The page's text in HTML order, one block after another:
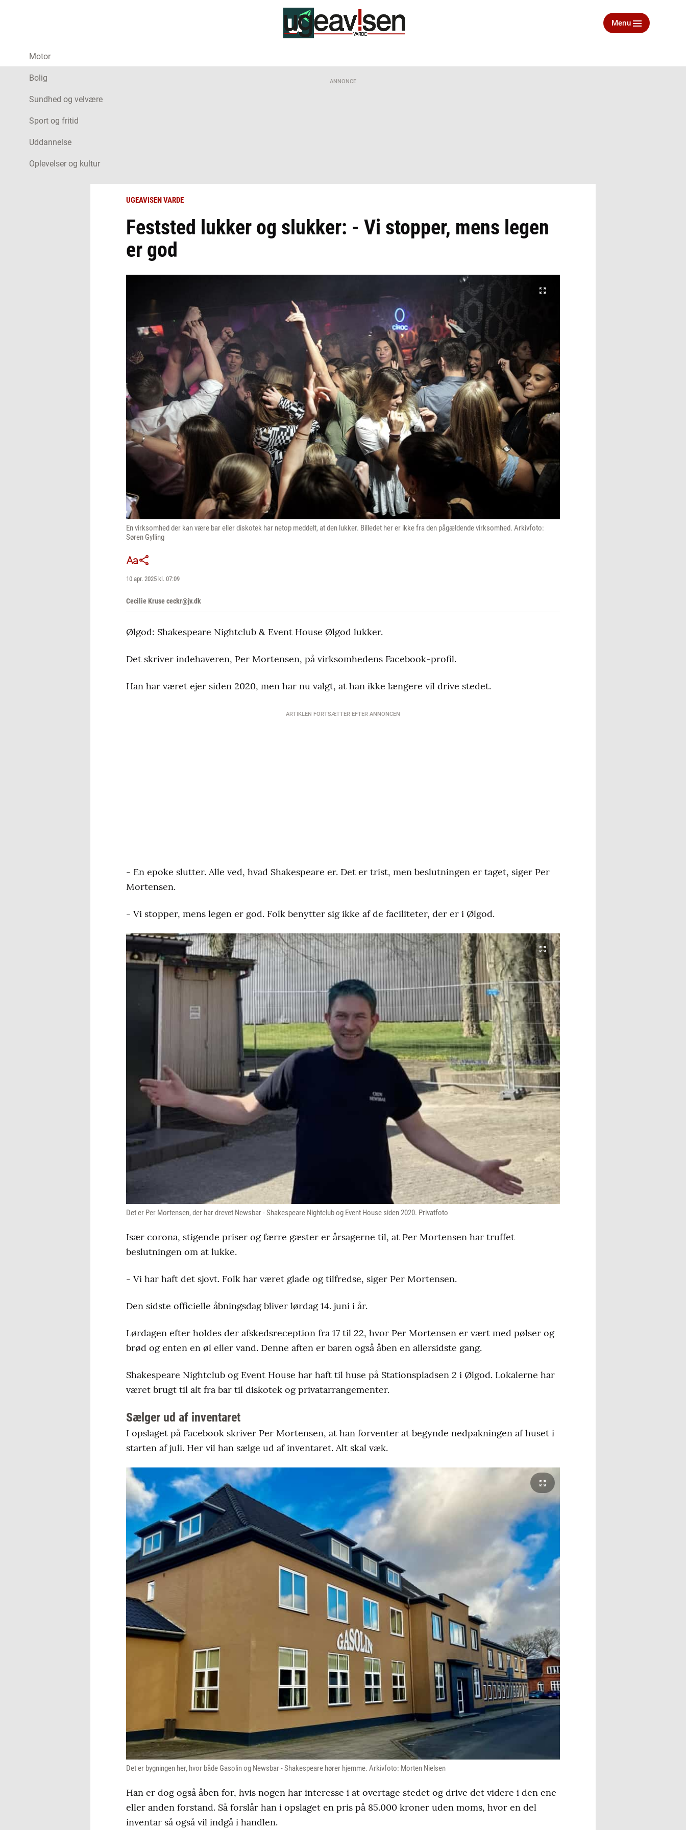
Menu
Motor
Bolig
Sundhed og velvære
Sport og fritid
Uddannelse
Oplevelser og kultur
ANNONCE
UGEAVISEN VARDE
Feststed lukker og slukker: - Vi stopper, mens legen
er god
En virksomhed der kan være bar eller diskotek har netop meddelt, at den lukker. Billedet her er ikke fra den pågældende virksomhed. Arkivfoto:
Søren Gylling
10 apr. 2025 kl. 07:09
Cecilie Kruse ceckr@jv.dk
Ølgod: Shakespeare Nightclub & Event House Ølgod lukker.
Det skriver indehaveren, Per Mortensen, på virksomhedens Facebook-profil.
Han har været ejer siden 2020, men har nu valgt, at han ikke længere vil drive stedet.
ARTIKLEN FORTSÆTTER EFTER ANNONCEN
- En epoke slutter. Alle ved, hvad Shakespeare er. Det er trist, men beslutningen er taget, siger Per
Mortensen.
- Vi stopper, mens legen er god. Folk benytter sig ikke af de faciliteter, der er i Ølgod.
Det er Per Mortensen, der har drevet Newsbar - Shakespeare Nightclub og Event House siden 2020. Privatfoto
Især corona, stigende priser og færre gæster er årsagerne til, at Per Mortensen har truffet
beslutningen om at lukke.
- Vi har haft det sjovt. Folk har været glade og tilfredse, siger Per Mortensen.
Den sidste officielle åbningsdag bliver lørdag 14. juni i år.
Lørdagen efter holdes der afskedsreception fra 17 til 22, hvor Per Mortensen er vært med pølser og
brød og enten en øl eller vand. Denne aften er baren også åben en allersidste gang.
Shakespeare Nightclub og Event House har haft til huse på Stationspladsen 2 i Ølgod. Lokalerne har
været brugt til alt fra bar til diskotek og privatarrangementer.
Sælger ud af inventaret
I opslaget på Facebook skriver Per Mortensen, at han forventer at begynde nedpakningen af huset i
starten af juli. Her vil han sælge ud af inventaret. Alt skal væk.
Det er bygningen her, hvor både Gasolin og Newsbar - Shakespeare hører hjemme. Arkivfoto: Morten Nielsen
Han er dog også åben for, hvis nogen har interesse i at overtage stedet og drive det videre i den ene
eller anden forstand. Så forslår han i opslaget en pris på 85.000 kroner uden moms, hvor en del
inventar så også vil indgå i handlen.